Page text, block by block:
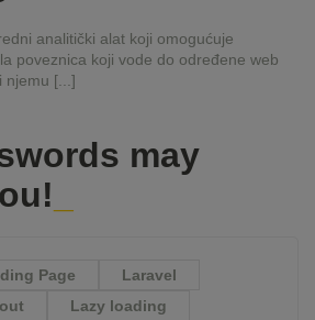
analitički alat koji omogućuje
poveznica koji vode do određene web
njemu [...]
may
Page
Laravel
Lazy loading